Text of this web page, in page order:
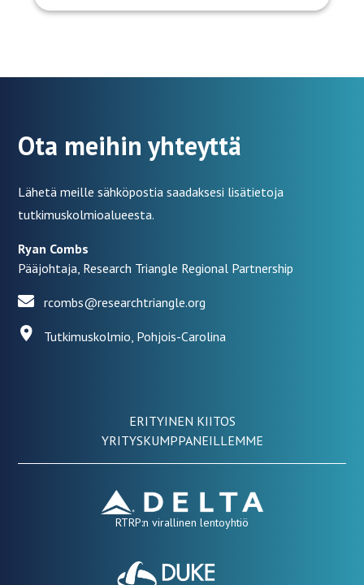
Ota meihin yhteyttä
Lähetä meille sähköpostia saadaksesi lisätietoja
tutkimuskolmioalueesta.
Ryan Combs
Pääjohtaja, Research Triangle Regional Partnership
rcombs@researchtriangle.org
Tutkimuskolmio, Pohjois-Carolina
ERITYINEN KIITOS
YRITYSKUMPPANEILLEMME
RTRP:n virallinen lentoyhtiö